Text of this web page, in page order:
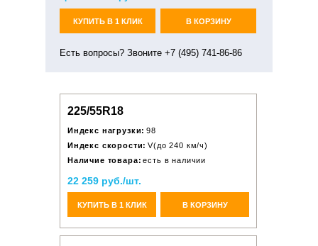
КУПИТЬ В 1 КЛИК В КОРЗИНУ
Есть вопросы? Звоните +7 (495) 741-86-86
225/55R18
Индекс нагрузки: 98
Индекс скорости: V(до 240 км/ч)
Наличие товара: есть в наличии
22 259 руб./шт.
КУПИТЬ В 1 КЛИК В КОРЗИНУ